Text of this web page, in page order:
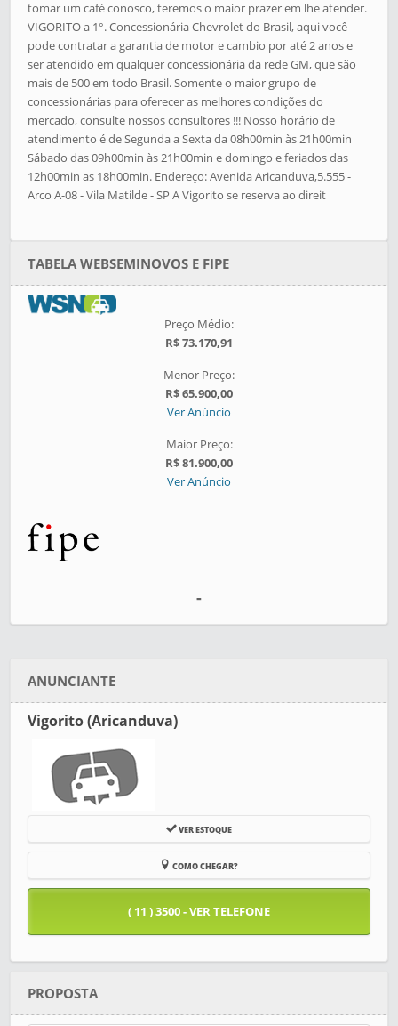
tomar um café conosco, teremos o maior prazer em lhe atender.
VIGORITO a 1°. Concessionária Chevrolet do Brasil, aqui você
pode contratar a garantia de motor e cambio por até 2 anos e
ser atendido em qualquer concessionária da rede GM, que são
mais de 500 em todo Brasil. Somente o maior grupo de
concessionárias para oferecer as melhores condições do
mercado, consulte nossos consultores !!! Nosso horário de
atendimento é de Segunda a Sexta da 08h00min às 21h00min
Sábado das 09h00min às 21h00min e domingo e feriados das
12h00min as 18h00min. Endereço: Avenida Aricanduva,5.555 -
Arco A-08 - Vila Matilde - SP A Vigorito se reserva ao direit
TABELA WEBSEMINOVOS E FIPE
Preço Médio:
R$ 73.170,91
Menor Preço:
R$ 65.900,00
Ver Anúncio
Maior Preço:
R$ 81.900,00
Ver Anúncio
-
ANUNCIANTE
Vigorito (Aricanduva)
VER ESTOQUE
COMO CHEGAR?
( 11 ) 3500 - VER TELEFONE
PROPOSTA